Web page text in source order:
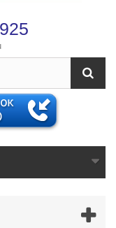
менеджер